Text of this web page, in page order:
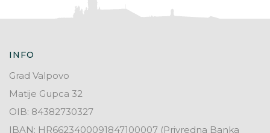
INFO
Grad Valpovo
Matije Gupca 32
OIB: 84382730327
IBAN: HR6623400091847100007 (Privredna Banka